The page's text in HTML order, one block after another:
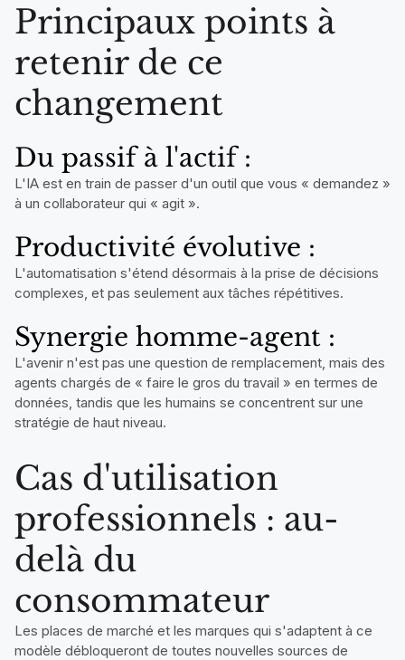
Principaux points à
retenir de ce
changement
Du passif à l'actif :
L'IA est en train de passer d'un outil que vous « demandez »
à un collaborateur qui « agit ».
Productivité évolutive :
L'automatisation s'étend désormais à la prise de décisions
complexes, et pas seulement aux tâches répétitives.
Synergie homme-agent :
L'avenir n'est pas une question de remplacement, mais des
agents chargés de « faire le gros du travail » en termes de
données, tandis que les humains se concentrent sur une
stratégie de haut niveau.
Cas d'utilisation
professionnels : au-
delà du
consommateur
Les places de marché et les marques qui s'adaptent à ce
modèle débloqueront de toutes nouvelles sources de